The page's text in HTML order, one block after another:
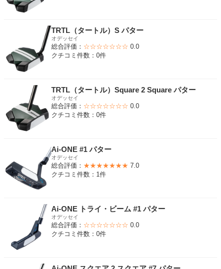
TRTL（タートル）S パター
オデッセイ
総合評価： ☆☆☆☆☆☆☆ 0.0
クチコミ件数：0件
TRTL（タートル）Square 2 Square パター
オデッセイ
総合評価： ☆☆☆☆☆☆☆ 0.0
クチコミ件数：0件
Ai-ONE #1 パター
オデッセイ
総合評価： ★★★★★★★ 7.0
クチコミ件数：1件
Ai-ONE トライ・ビーム #1 パター
オデッセイ
総合評価： ☆☆☆☆☆☆☆ 0.0
クチコミ件数：0件